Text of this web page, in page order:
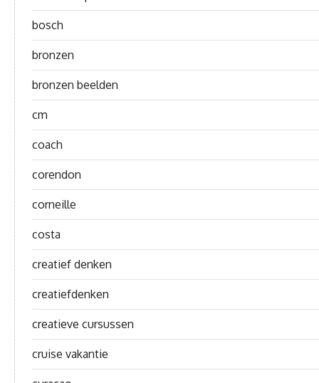
bosch
bronzen
bronzen beelden
cm
coach
corendon
corneille
costa
creatief denken
creatiefdenken
creatieve cursussen
cruise vakantie